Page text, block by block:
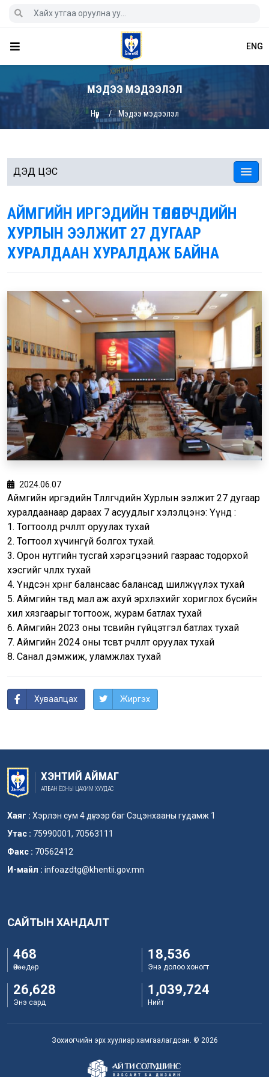
ENG
МЭДЭЭ МЭДЭЭЛЭЛ
Нүүр Мэдээ мэдээлэл
ДЭД ЦЭС
АЙМГИЙН ИРГЭДИЙН ТӨЛӨӨЛӨГЧДИЙН
ХУРЛЫН ЭЭЛЖИТ 27 ДУГААР
ХУРАЛДААН ХУРАЛДАЖ БАЙНА
2024.06.07
Аймгийн иргэдийн Төлөөлөгчдийн Хурлын ээлжит 27 дугаар
хуралдаанаар дараах 7 асуудлыг хэлэлцэнэ: Үүнд :
1. Тогтоолд өөрчлөлт оруулах тухай
2. Тогтоол хүчингүй болгох тухай.
3. Орон нутгийн тусгай хэрэгцээний газраас тодорхой
хэсгийг чөлөөлөх тухай
4. Үндсэн хөрөнгө балансаас балансад шилжүүлэх тухай
5. Аймгийн төвд мал аж ахуй эрхлэхийг хориглох бүсийн
хил хязгаарыг тогтоож, журам батлах тухай
6. Аймгийн 2023 оны төсвийн гүйцэтгэл батлах тухай
7. Аймгийн 2024 оны төсөвт өөрчлөлт оруулах тухай
8. Санал дэмжиж, уламжлах тухай
Хуваалцах Жиргэх
ХЭНТИЙ АЙМАГ
АЛБАН ЁСНЫ ЦАХИМ ХУУДАС
Хаяг : Хэрлэн сум 4 дүгээр баг Сэцэнхааны гудамж 1
Утас : 75990001, 70563111
Факс : 70562412
И-майл : infoazdtg@khentii.gov.mn
САЙТЫН ХАНДАЛТ
468
Өнөөдөр
18,536
Энэ долоо хоногт
26,628
Энэ сард
1,039,724
Нийт
Зохиогчийн эрх хуулиар хамгаалагдсан. © 2026